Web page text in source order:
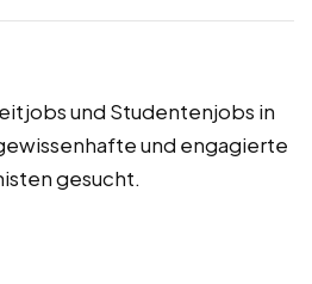
und Studentenjobs in
und engagierte
gesucht.